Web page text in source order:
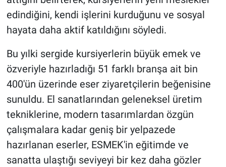
edindiğini, kendi işlerini kurduğunu ve sosyal
hayata daha aktif katıldığını söyledi.
Bu yılki sergide kursiyerlerin büyük emek ve
özveriyle hazırladığı 51 farklı branşa ait bin
400'ün üzerinde eser ziyaretçilerin beğenisine
sunuldu. El sanatlarından geleneksel üretim
tekniklerine, modern tasarımlardan özgün
çalışmalara kadar geniş bir yelpazede
hazırlanan eserler, ESMEK'in eğitimde ve
sanatta ulaştığı seviyeyi bir kez daha gözler